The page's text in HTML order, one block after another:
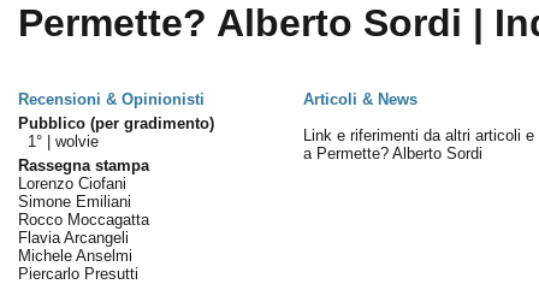
Permette? Alberto Sordi |
Recensioni & Opinionisti
Articoli & News
Pubblico (per gradimento)
1° | wolvie
Rassegna stampa
Lorenzo Ciofani
Simone Emiliani
Rocco Moccagatta
Flavia Arcangeli
Michele Anselmi
Piercarlo Presutti
Link e riferimenti da altri articoli e
a Permette? Alberto Sordi